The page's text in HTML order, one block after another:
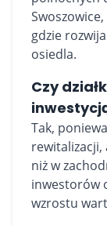
gdzie
osiedla.
Czy
Tak,
rewitalizacji,
niż w
inwestorów
wzrostu